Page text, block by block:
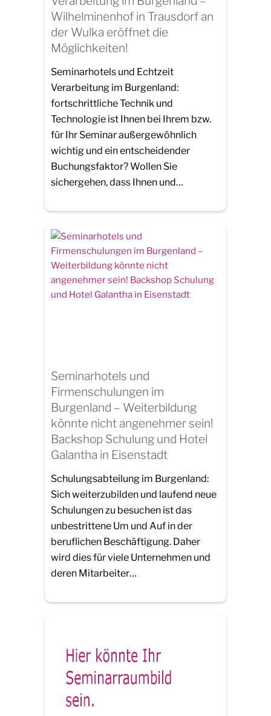
Wilhelminenhof in Trausdorf an
der Wulka eröffnet die
Möglichkeiten!
Seminarhotels und Echtzeit
Verarbeitung im Burgenland:
fortschrittliche Technik und
Technologie ist Ihnen bei Ihrem bzw.
für Ihr Seminar außergewöhnlich
wichtig und ein entscheidender
Buchungsfaktor? Wollen Sie
sichergehen, dass Ihnen und…
Seminarhotels und
Firmenschulungen im
Burgenland – Weiterbildung
könnte nicht angenehmer sein!
Backshop Schulung und Hotel
Galantha in Eisenstadt
Schulungsabteilung im Burgenland:
Sich weiterzubilden und laufend neue
Schulungen zu besuchen ist das
unbestrittene Um und Auf in der
beruflichen Beschäftigung. Daher
wird dies für viele Unternehmen und
deren Mitarbeiter…